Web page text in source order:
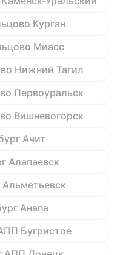
Курган
Миасс
Нижний Тагил
Первоуральск
Вишневогорск
Ачит
Алапаевск
Альметьевск
Анапа
Бугристое